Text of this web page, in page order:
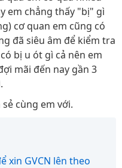
em chẳng thấy "bị" gì
cơ quan em cũng có
đã siêu âm để kiểm tra
bị u ót gì cả nên em
mãi đến nay gần 3
cùng em với.
xin GVCN lên theo